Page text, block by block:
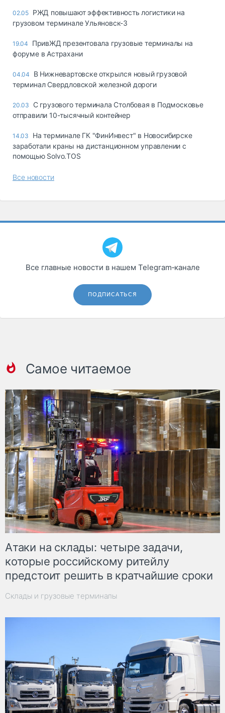
Топливо, масла и
автохимия
Дзен
02.05 РЖД повышают эффективность логистики на
грузовом терминале Ульяновск-3
19.04
ПривЖД презентовала грузовые терминалы на
форуме в Астрахани
04.04
В Нижневартовске открылся новый грузовой
терминал Свердловской железной дороги
20.03
С грузового терминала Столбовая в Подмосковье
отправили 10-тысячный контейнер
14.03
На терминале ГК "ФинИнвест" в Новосибирске
заработали краны на дистанционном управлении с
помощью Solvo.TOS
Все новости
Все главные новости в нашем Telegram‑канале
ПОДПИСАТЬСЯ
Самое читаемое
Атаки на склады: четыре задачи,
которые российскому ритейлу
предстоит решить в кратчайшие сроки
Склады и грузовые терминалы